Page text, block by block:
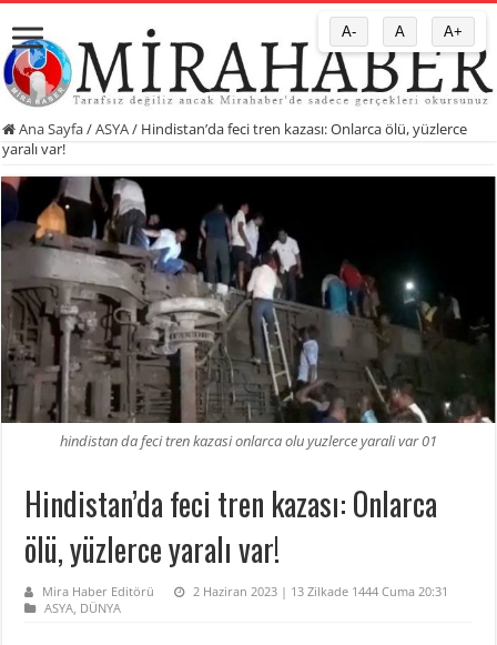
Ana Sayfa/ASYA/ Hindistan’da feci tren kazası: Onlarca ölü, yüzlerce
yaralı var!
hindistan da feci tren kazasi onlarca olu yuzlerce yarali var 01
Hindistan’da feci tren kazası: Onlarca
ölü, yüzlerce yaralı var!
Mira Haber Editörü
2 Haziran 2023 | 13 Zilkade 1444 Cuma 20:31
ASYA, DÜNYA
A- A A+